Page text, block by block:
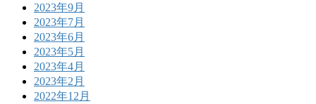
2023年9月
2023年7月
2023年6月
2023年5月
2023年4月
2023年2月
2022年12月